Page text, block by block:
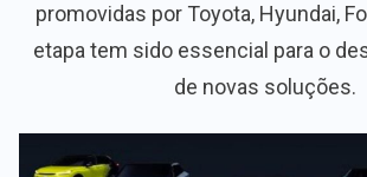
promovidas por Toyota, Hyundai,
etapa tem sido essencial para o
de novas soluções.